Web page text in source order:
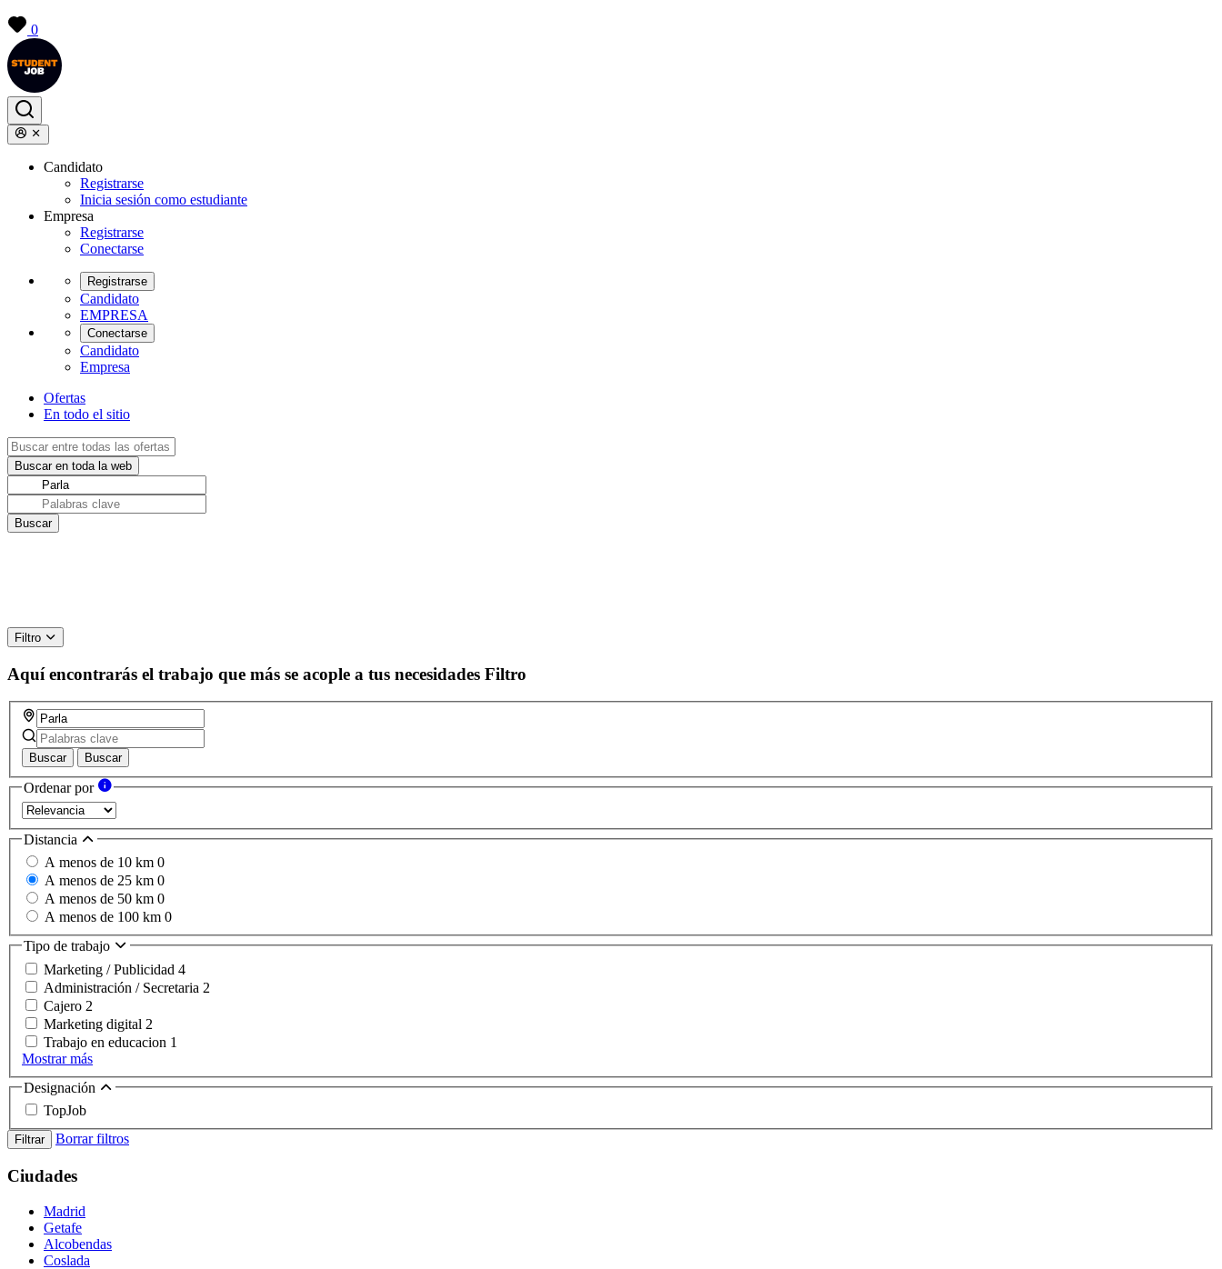
0
Candidato
Registrarse
Inicia sesión como estudiante
Empresa
Registrarse
Conectarse
Registrarse
Candidato
EMPRESA
Conectarse
Candidato
Empresa
Ofertas
En todo el sitio
Filtro
Aquí encontrarás el trabajo que más se acople a tus necesidades Filtro
Buscar Buscar
Ordenar por
Distancia
A menos de 10 km 0
A menos de 25 km 0
A menos de 50 km 0
A menos de 100 km 0
Tipo de trabajo
Marketing / Publicidad 4
Administración / Secretaria 2
Cajero 2
Marketing digital 2
Trabajo en educacion 1
Mostrar más
Designación
TopJob
Filtrar Borrar filtros
Ciudades
Madrid
Getafe
Alcobendas
Coslada